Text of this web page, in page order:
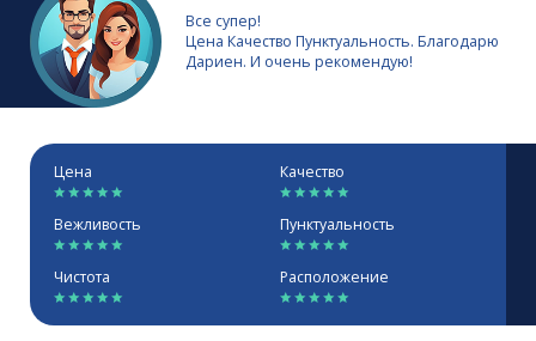
Все супер!
Цена Качество Пунктуальность. Благодарю
Дариен. И очень рекомендую!
Цена Качество
Вежливость Пунктуальность
Чистота Расположение